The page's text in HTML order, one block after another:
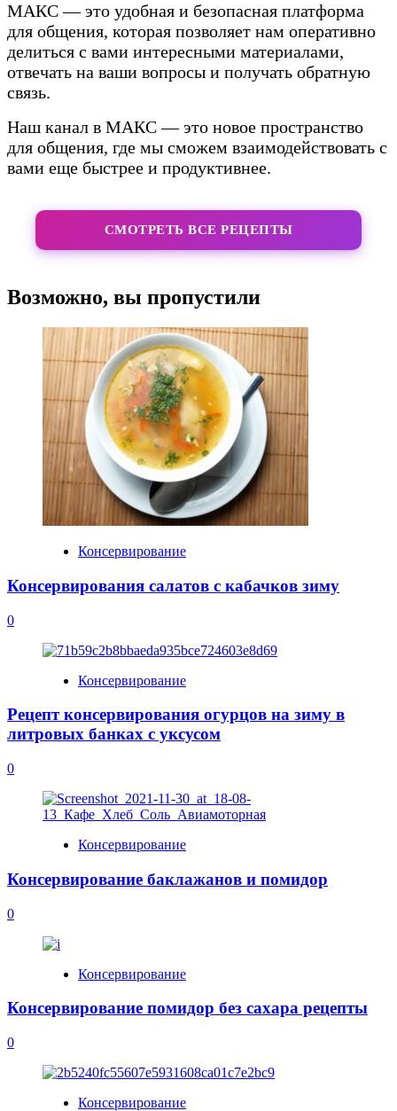
МАКС — это удобная и безопасная платформа
для общения, которая позволяет нам оперативно
делиться с вами интересными материалами,
отвечать на ваши вопросы и получать обратную
связь.
Наш канал в МАКС — это новое пространство
для общения, где мы сможем взаимодействовать с
вами еще быстрее и продуктивнее.
СМОТРЕТЬ ВСЕ РЕЦЕПТЫ
Возможно, вы пропустили
Консервирование
Консервирования салатов с кабачков зиму
0
Консервирование
Рецепт консервирования огурцов на зиму в
литровых банках с уксусом
0
Консервирование
Консервирование баклажанов и помидор
0
Консервирование
Консервирование помидор без сахара рецепты
0
Консервирование